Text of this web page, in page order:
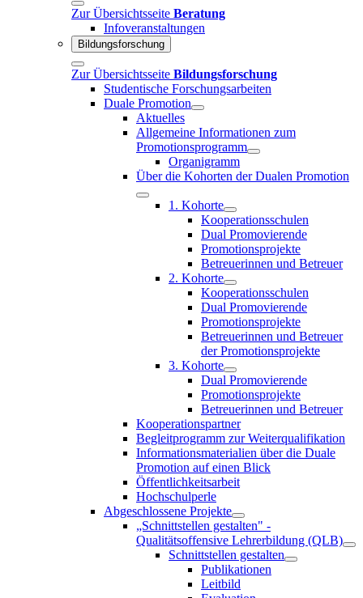
Zur Übersichtsseite Beratung
Infoveranstaltungen
Bildungsforschung
Zur Übersichtsseite Bildungsforschung
Studentische Forschungsarbeiten
Duale Promotion
Aktuelles
Allgemeine Informationen zum
Promotionsprogramm
Organigramm
Über die Kohorten der Dualen Promotion
1. Kohorte
Kooperationsschulen
Dual Promovierende
Promotionsprojekte
Betreuerinnen und Betreuer
2. Kohorte
Kooperationsschulen
Dual Promovierende
Promotionsprojekte
Betreuerinnen und Betreuer
der Promotionsprojekte
3. Kohorte
Dual Promovierende
Promotionsprojekte
Betreuerinnen und Betreuer
Kooperationspartner
Begleitprogramm zur Weiterqualifikation
Informationsmaterialien über die Duale
Promotion auf einen Blick
Öffentlichkeitsarbeit
Hochschulperle
Abgeschlossene Projekte
„Schnittstellen gestalten" -
Qualitätsoffensive Lehrerbildung (QLB)
Schnittstellen gestalten
Publikationen
Leitbild